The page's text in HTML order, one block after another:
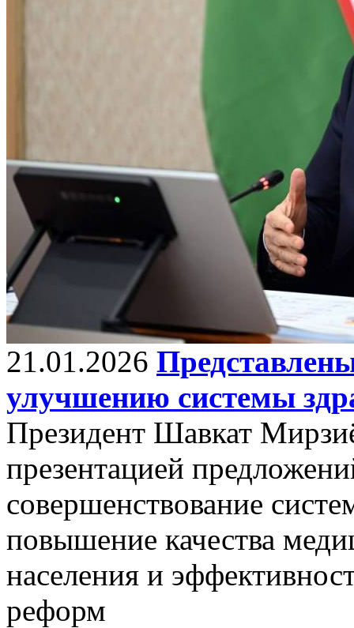
21.01.2026
улучшению системы
Президент Шавкат
презентацией
совершенствование
повышение качества
населения и
реформ